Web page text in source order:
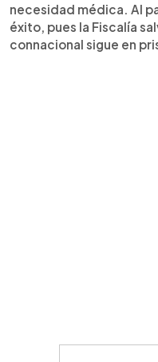
necesidad médica. Al
éxito, pues la Fiscalía
connacional sigue en